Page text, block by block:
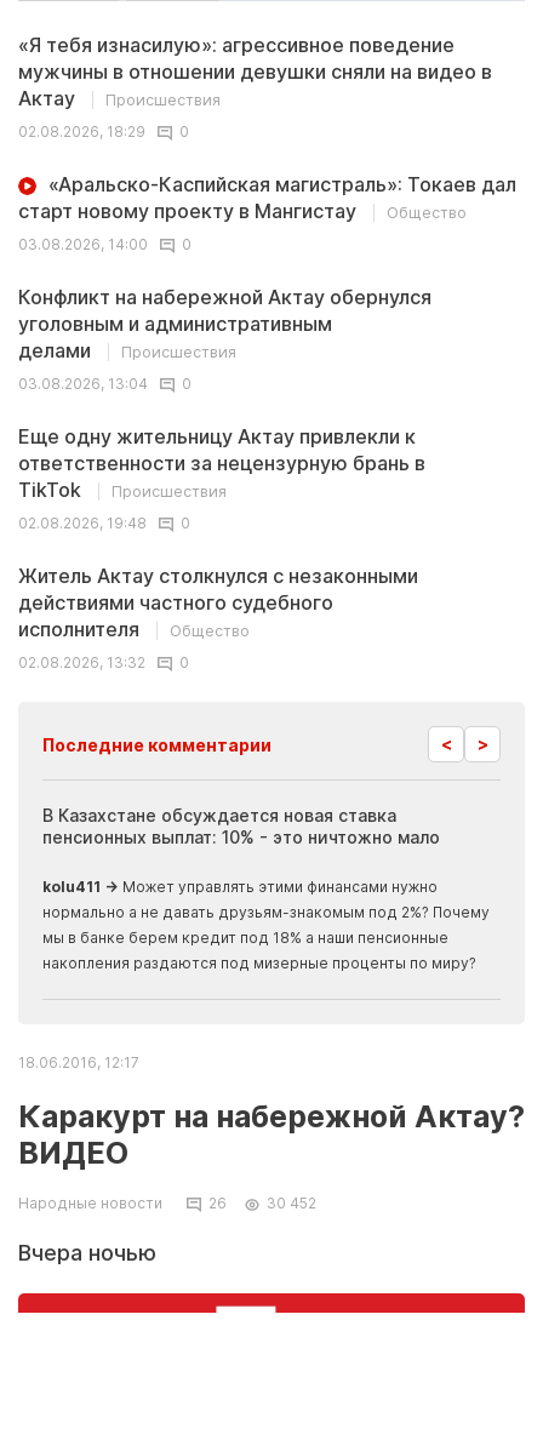
«Я тебя изнасилую»: агрессивное поведение
мужчины в отношении девушки сняли на видео в
Актау
Происшествия
02.08.2026, 18:29
0
«Аральско-Каспийская магистраль»: Токаев дал
старт новому проекту в Мангистау
Общество
03.08.2026, 14:00
0
Конфликт на набережной Актау обернулся
уголовным и административным
делами
Происшествия
03.08.2026, 13:04
0
Еще одну жительницу Актау привлекли к
ответственности за нецензурную брань в
TikTok
Происшествия
02.08.2026, 19:48
0
Житель Актау столкнулся с незаконными
действиями частного судебного
исполнителя
Общество
02.08.2026, 13:32
0
Последние комментарии < >
В Казахстане обсуждается новая ставка
пенсионных выплат: 10% - это ничтожно мало
kolu411 → Может управлять этими финансами нужно
нормально а не давать друзьям-знакомым под 2%? Почему
мы в банке берем кредит под 18% а наши пенсионные
накопления раздаются под мизерные проценты по миру?
18.06.2016, 12:17
Каракурт на набережной Актау?
ВИДЕО
Народные новости 26 30 452
Вчера ночью